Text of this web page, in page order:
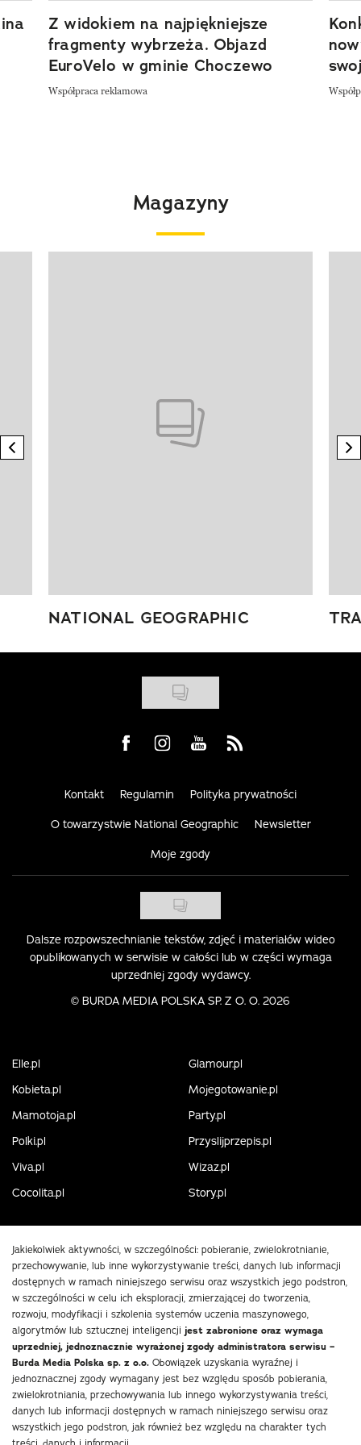
Z widokiem na najpiękniejsze
fragmenty wybrzeża. Objazd
EuroVelo w gminie Choczewo
Współpraca reklamowa
Magazyny
previous element
NATIONAL GEOGRAPHIC
Visit us on Facebook
Visit us on Instagram
Visit us on Youtube
Visit us on Rss
Kontakt Regulamin Polityka prywatności
O towarzystwie National Geographic Newsletter
Moje zgody
Dalsze rozpowszechnianie tekstów, zdjęć i materiałów wideo
opublikowanych w serwisie w całości lub w części wymaga
uprzedniej zgody wydawcy.
© BURDA MEDIA POLSKA SP. Z O. O. 2026
Elle.pl
Glamour.pl
Kobieta.pl
Mojegotowanie.pl
Mamotoja.pl
Party.pl
Polki.pl
Przyslijprzepis.pl
Viva.pl
Wizaz.pl
Cocolita.pl
Story.pl
Jakiekolwiek aktywności, w szczególności: pobieranie, zwielokrotnianie,
przechowywanie, lub inne wykorzystywanie treści, danych lub informacji
dostępnych w ramach niniejszego serwisu oraz wszystkich jego podstron,
w szczególności w celu ich eksploracji, zmierzającej do tworzenia,
rozwoju, modyfikacji i szkolenia systemów uczenia maszynowego,
algorytmów lub sztucznej inteligencji jest zabronione oraz wymaga
uprzedniej, jednoznacznie wyrażonej zgody administratora serwisu –
Burda Media Polska sp. z o.o. Obowiązek uzyskania wyraźnej i
jednoznacznej zgody wymagany jest bez względu sposób pobierania,
zwielokrotniania, przechowywania lub innego wykorzystywania treści,
danych lub informacji dostępnych w ramach niniejszego serwisu oraz
wszystkich jego podstron, jak również bez względu na charakter tych